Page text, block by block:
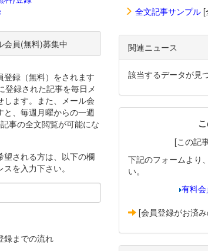
全文記事サンプル[
関連ニュース
該当するデータが見
[この記
下記のフォームより
い。
有料
[会員登録がお済
会員(無料)募集中
登録（無料）をされます
登録された記事を毎日メ
します。また、メール会
と、毎週月曜からの一週
事の全文閲覧が可能にな
望される方は、以下の欄
を入力下さい。
までの流れ